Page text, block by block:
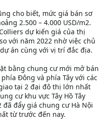
cho biết, mức giá bán sơ
2.500 – 4.000 USD/m2.
dự kiến giá của thị
với năm 2022 nhờ việc chủ
án cùng với vị trí đắc địa.
bằng chung cư mới mở bán
Đông và phía Tây với các
tại 2 đại đô thị lớn nhất
cư khu vực Tây Hồ Tây
đẩy giá chung cư Hà Nội
từ trước đến nay.